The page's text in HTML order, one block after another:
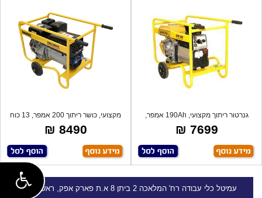
גנרטור ריתוך מקצועי, 190Ah אמפר,
מנוע בנ
7699 ₪
מקצועי, כושר ריתוך 200 אמפר, 13 כוח
סוס,
8490 ₪
עמיטל כלי עבודה רח' המלאכה 2 ביתן 8 א.ת פארק אפק, ראש העין